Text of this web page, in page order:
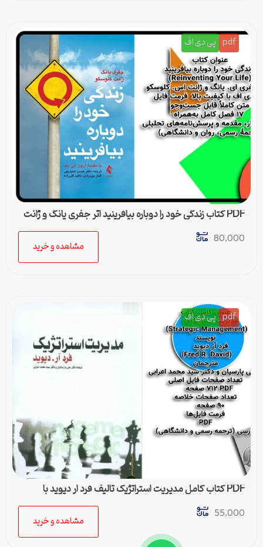
pdf پی دی اف
PDF کتاب زندگی خود را دوباره بیافرینید اثر جفری یانگ و ژانت
کلوسکو
80,000
مشاهده و خرید
pdf پی دی اف
PDF کتاب کامل مدیریت استراتژیک تالیف فرد ار دیوید با
ترجمه پارسیان و اعرابی + خلاصه
55,000
مشاهده و خرید